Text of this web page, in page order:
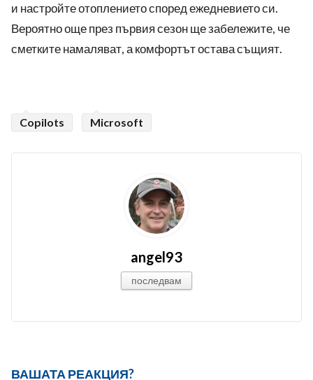
и настройте отоплението според ежедневието си.
Вероятно още през първия сезон ще забележите, че
сметките намаляват, а комфортът остава същият.
Copilots Microsoft
angel93
последвам
ВАШАТА РЕАКЦИЯ?